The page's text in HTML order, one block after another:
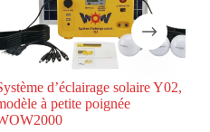
d’éclairage solaire Y02,
à petite poignée